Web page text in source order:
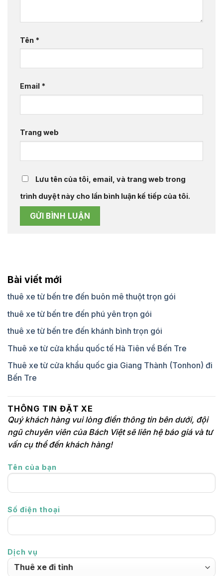
Tên *
Email *
Trang web
Lưu tên của tôi, email, và trang web trong
trình duyệt này cho lần bình luận kế tiếp của tôi.
Bài viết mới
thuê xe từ bến tre đến buôn mê thuột trọn gói
thuê xe từ bến tre đến phú yên trọn gói
thuê xe từ bến tre đến khánh bình trọn gói
Thuê xe từ cửa khẩu quốc tế Hà Tiên về Bến Tre
Thuê xe từ cửa khẩu quốc gia Giang Thành (Tonhon) đi
Bến Tre
THÔNG TIN ĐẶT XE
Quý khách hàng vui lòng điền thông tin bên dưới, đội
ngũ chuyên viên của Bách Việt sẽ liên hệ báo giá và tư
vấn cụ thể đến khách hàng!
Tên của bạn
Số điện thoại
Dịch vụ